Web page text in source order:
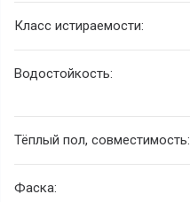
Класс истираемости:
Водостойкость:
Тёплый пол, совместимость:
Фаска: